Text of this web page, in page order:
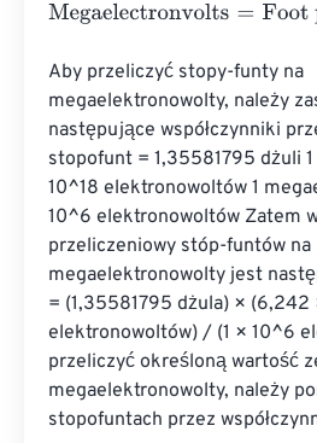
Megaelectronvolts=Foot
Aby przeliczyć stopy-funty na
megaelektronowolty, należy
następujące współczynniki
stopofunt = 1,35581795 dżuli
10^18 elektronowoltów 1
10^6 elektronowoltów Zatem
przeliczeniowy stóp-funtów na
megaelektronowolty jest
= (1,35581795 dżula) × (6,242
elektronowoltów) / (1 × 10^6
przeliczyć określoną wartość
megaelektronowolty, należy
stopofuntach przez